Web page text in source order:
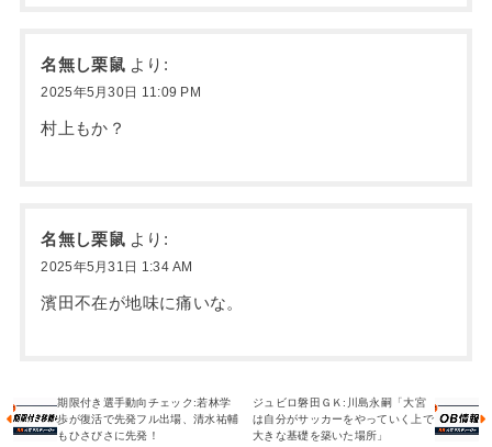
名無し栗鼠 より:
2025年5月30日 11:09 PM
村上もか？
名無し栗鼠 より:
2025年5月31日 1:34 AM
濱田不在が地味に痛いな。
期限付き選手動向チェック:若林学
歩が復活で先発フル出場、清水祐輔
もひさびさに先発！
ジュビロ磐田ＧＫ:川島永嗣「大宮
は自分がサッカーをやっていく上で
大きな基礎を築いた場所」